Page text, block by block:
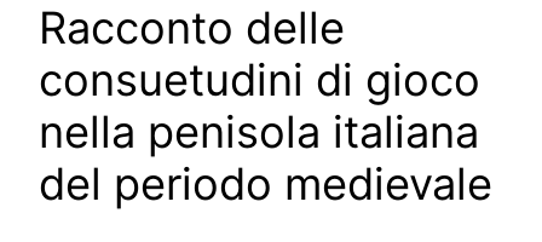
Racconto delle
consuetudini di gioco
nella penisola italiana
del periodo medievale